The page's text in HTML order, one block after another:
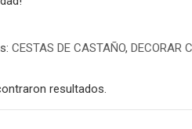
CESTAS DE CASTAÑO, DECORAR
resultados.